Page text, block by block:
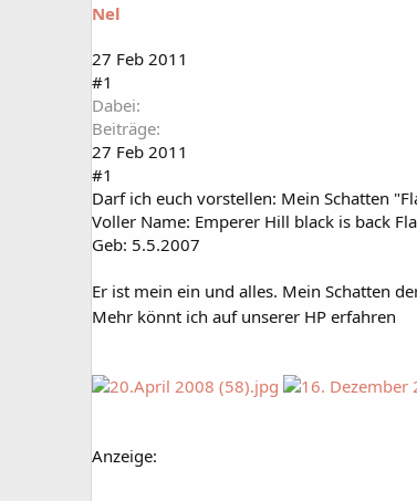
a
t
r
m
Nel
27 Feb 2011
#1
Dabei
Beiträge
27 Feb 2011
#1
Darf ich euch vorstellen: Mein Schatten
Voller Name: Emperer Hill black is back
Geb: 5.5.2007
Er ist mein ein und alles. Mein Schatten
Mehr könnt ich auf unserer HP erfahren
Anzeige: